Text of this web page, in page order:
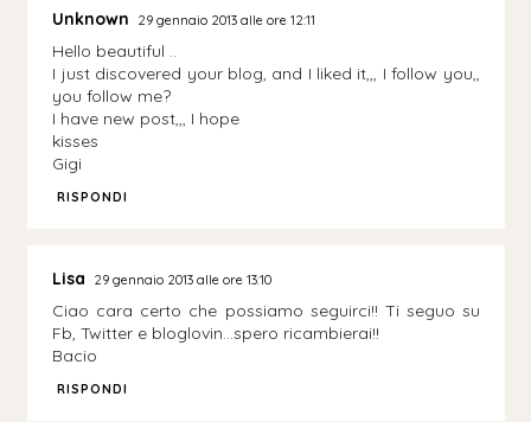
Unknown 29 gennaio 2013 alle ore 12:11
Hello beautiful ..
I just discovered your blog, and I liked it,,, I follow you,,
you follow me?
I have new post,,, I hope
kisses
Gigi
RISPONDI
Lisa 29 gennaio 2013 alle ore 13:10
Ciao cara certo che possiamo seguirci!! Ti seguo su
Fb, Twitter e bloglovin...spero ricambierai!!
Bacio
RISPONDI